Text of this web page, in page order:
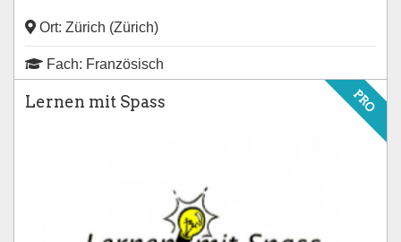
Ort: Zürich (Zürich)
Fach: Französisch
PRO
Lernen mit Spass